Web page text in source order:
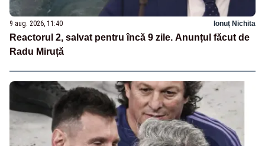
9 aug. 2026, 11:40 Ionuț Nichita
Reactorul 2, salvat pentru încă 9 zile. Anunțul făcut de
Radu Miruță